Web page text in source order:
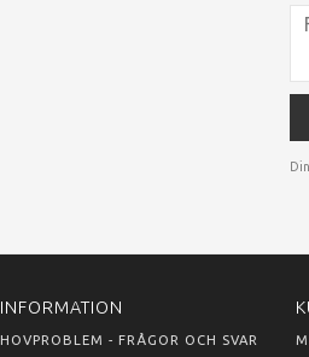
INFORMATION
HOVPROBLEM - FRÅGOR OCH SVAR